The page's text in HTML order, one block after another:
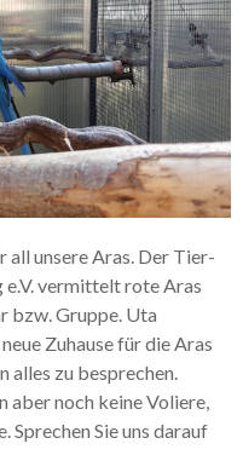
unsere Aras. Der Tier-
vermittelt rote Aras
bzw. Gruppe. Uta
Zuhause für die Aras
alles zu besprechen.
aber noch keine Voliere,
Sprechen Sie uns darauf